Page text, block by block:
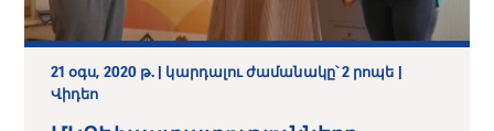
21 օգս, 2020 թ. | կարդալու ժամանակը՝ 2 րոպե |
Վիդեո